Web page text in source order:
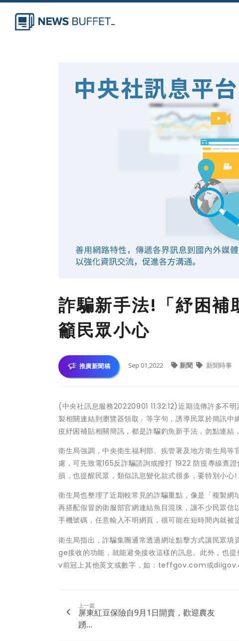
詐騙新手法!「紓困補
籲民眾小心
推廣新聞稿 Sep 01,2022 新聞 新聞時事
(中央社訊息服務20220901 11:32:12)近期流傳許多不
製相關連結到瀏覽器領取」等字句，誘導民眾於簡訊
疫紓困補貼相關簡訊，都是詐騙釣魚新手法，勿點連結
衛生局強調，中央衛生福利部、疾管署及地方衛生局
慮，可先致電165反詐騙諮詢或撥打 1922 防疫專線查
損，也提醒民眾，類似訊息變化款式很多，要特別小心!
衛生局也整理了近期較常見的詐騙重點，像是「複製網
再搭配假冒的衛服部官網連結魚目混珠，讓不少民眾信
手機號碼，任意輸入不明網頁，很可能在短時間內就被
衛生局指出，詐騙集團通常透過網址點擊方式讓民眾
ge接收的功能，就能避免接收這樣的訊息。此外，也
v前冠上其他英文或數字，如：teffgov.com或
上一篇
屏東紅豆保險自9月1日開賣，歡迎農友
踴...